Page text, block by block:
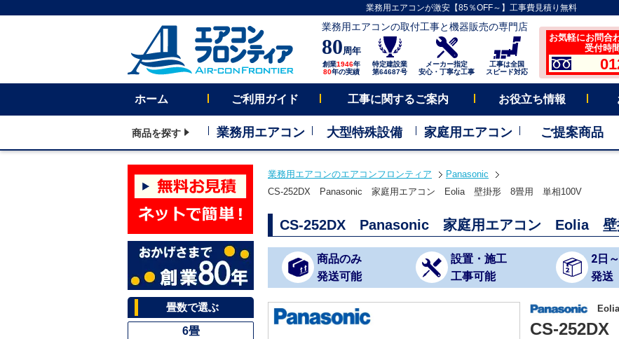
業務用エアコンが激安【85％OFF～】工事費見積り無料
業務用エアコンの取付工事と機器販売の専門店
80周年
創業1946年
80年の実績
特定建設業
第64687号
メーカー指定
安心・丁寧な工事
工事は全国
スピード対応
お気軽にお問合
受付時
ホーム ご利用ガイド 工事に関するご案内 お役立ち情報
商品を探す 業務用エアコン 大型特殊設備 家庭用エアコン ご提案商品
畳数で選ぶ
6畳
業務用エアコンのエアコンフロンティア
Panasonic
CS-252DX Panasonic 家庭用エアコン Eolia 壁掛形 8畳用 単相100V
CS-252DX Panasonic 家庭用エアコン Eolia
商品のみ
発送可能
設置・施工
工事可能
2日～
発送
Eolia
CS-252DX